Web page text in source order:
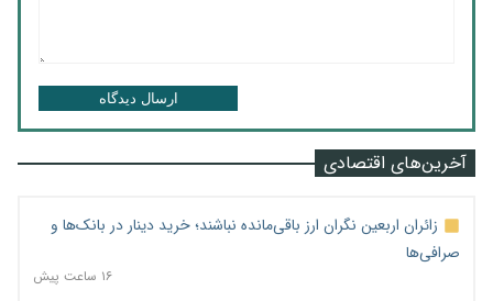
ارسال دیدگاه
آخرین‌های اقتصادی
زائران اربعین نگران ارز باقی‌مانده نباشند؛ خرید دینار در بانک‌ها و
صرافی‌ها
۱۶ ساعت پیش